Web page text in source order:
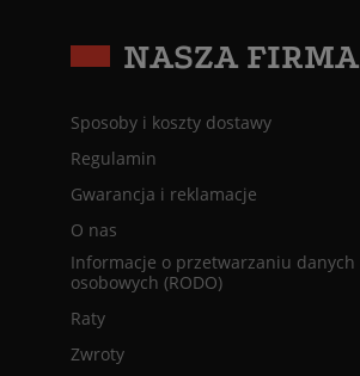
NASZA FIRMA
Sposoby i koszty dostawy
Regulamin
Gwarancja i reklamacje
O nas
Informacje o przetwarzaniu danych
osobowych (RODO)
Raty
Zwroty